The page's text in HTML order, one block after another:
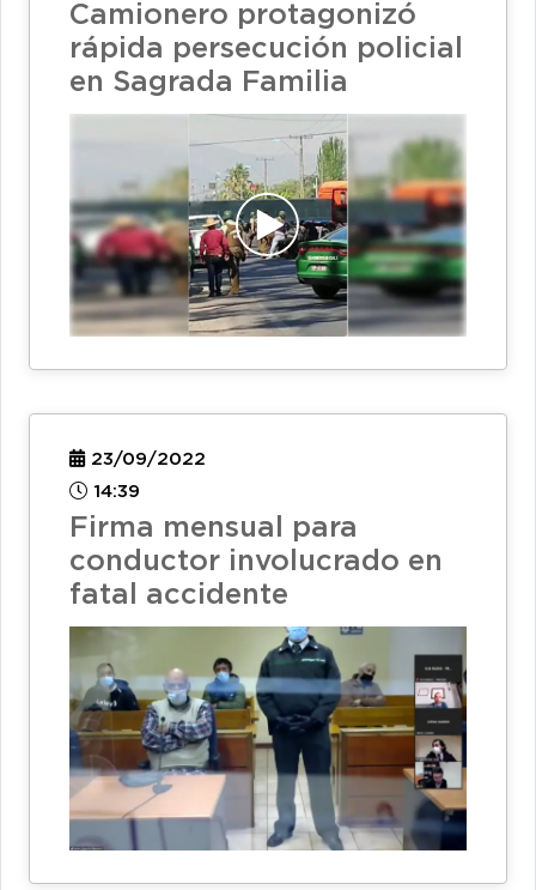
Camionero protagonizó
rápida persecución policial
en Sagrada Familia
23/09/2022
14:39
Firma mensual para
conductor involucrado en
fatal accidente